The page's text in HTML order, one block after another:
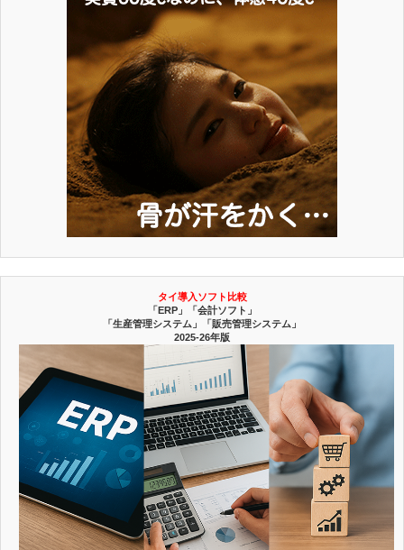
タイ導入ソフト比較
「ERP」「会計ソフト」
「生産管理システム」「販売管理システム」
2025-26年版